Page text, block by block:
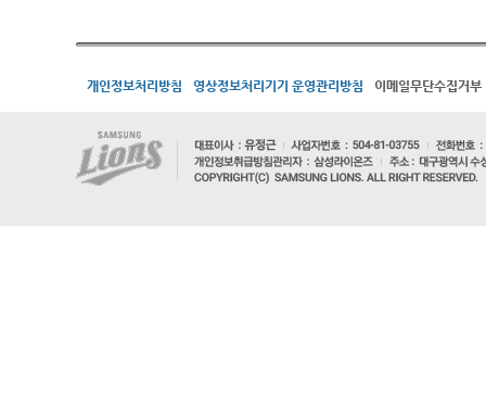
개인정보처리방침 영상정보처리기기 운영관리방침 이메일무단수집거부